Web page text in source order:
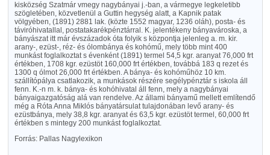
kisközség Szatmár vmegy nagybányai j.-ban, a vármegye legkeletibb
szögletében, közvetlenül a Guttin hegység alatt, a Kapnik patak
völgyében, (1891) 2881 lak. (közte 1552 magyar, 1236 oláh), posta- és
táviróhivatallal, postatakarékpénztárral. K. jelentékeny bányavároska, a
bányászat itt már évszázadok óta folyik s központja jelenleg a. m. kir.
arany-, ezüst-, réz- és ólombánya és kohómű, mely több mint 400
munkást foglalkoztat s évenként (1891) termel 54,5 kgr. aranyat 76,000 frt
értékben, 1708 kgr. ezüstöt 160,000 frt értékben, továbbá 183 q rezet és
1300 q ólmot 26,000 frt értékben. A bánya- és kohóműhöz 10 km.
szállítópálya csatlakozik, a munkások részére segélypénztár s iskola áll
fenn. K.-n m. k. bánya- és kohóhivatal áll fenn, mely a nagybányai
bányaigazgatóság alá van rendelve. Az állami bányamű mellett említendő
még a Róta Anna Miklós bányatársulat tulajdonában levő arany- és
ezüstbánya, mely 38,8 kgr. aranyat és 63,5 kgr. ezüstöt termel, 60,000 frt
értékben s mintegy 200 munkást foglalkoztat.
Forrás: Pallas Nagylexikon